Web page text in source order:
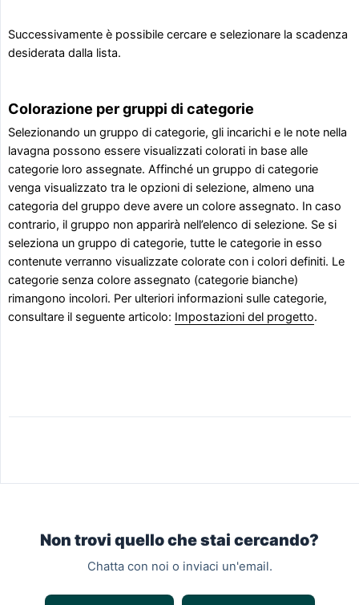
Successivamente è possibile cercare e selezionare la scadenza
desiderata dalla lista.
Colorazione per gruppi di categorie
Selezionando un gruppo di categorie, gli incarichi e le note nella
lavagna possono essere visualizzati colorati in base alle
categorie loro assegnate. Affinché un gruppo di categorie
venga visualizzato tra le opzioni di selezione, almeno una
categoria del gruppo deve avere un colore assegnato. In caso
contrario, il gruppo non apparirà nell’elenco di selezione. Se si
seleziona un gruppo di categorie, tutte le categorie in esso
contenute verranno visualizzate colorate con i colori definiti. Le
categorie senza colore assegnato (categorie bianche)
rimangono incolori. Per ulteriori informazioni sulle categorie,
consultare il seguente articolo: Impostazioni del progetto.
Non trovi quello che stai cercando?
Chatta con noi o inviaci un'email.